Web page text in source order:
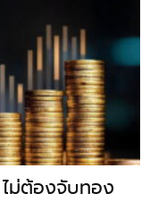
ไม่ต้องจับทอง